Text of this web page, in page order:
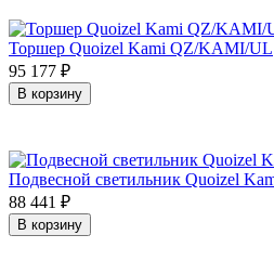
Торшер Quoizel Kami QZ/KAMI/UL
95 177 ₽
В корзину
Подвесной светильник Quoizel
88 441 ₽
В корзину